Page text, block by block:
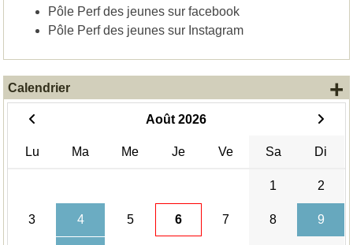
Pôle Perf des jeunes sur facebook
Pôle Perf des jeunes sur Instagram
Calendrier
Août 2026
Lu Ma Me Je Ve Sa Di
1 2
3 4 5 6 7 8 9
+